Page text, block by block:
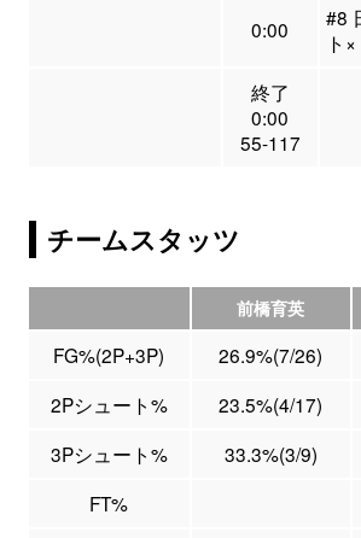
0:00
#8
ト×
終了
0:00
55-117
チームスタッツ
前橋育英
FG%(2P+3P) 26.9%(7/26)
2Pシュート%
23.5%(4/17)
3Pシュート%
33.3%(3/9)
FT%